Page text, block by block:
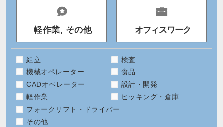
軽作業, その他 オフィスワーク
組立
検査
機械オペレーター
食品
CADオペレーター
設計・開発
軽作業
ピッキング・倉庫
フォークリフト・ドライバー
その他